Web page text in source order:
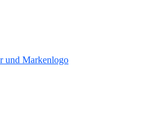
und Markenlogo